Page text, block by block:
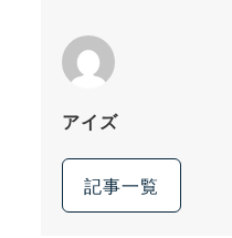
アイズ
記事一覧